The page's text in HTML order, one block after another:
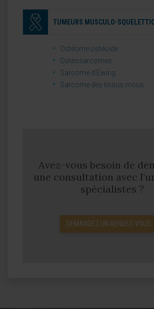
TUMEURS MUSCULO-
Ostéome ostéoïde
Ostéosarcomes
Sarcome d’Ewing
Sarcome des tissus mous
Avez-vous besoin de
une consultation avec
spécialistes ?
DEMANDEZ UN RENDEZ-VOUS